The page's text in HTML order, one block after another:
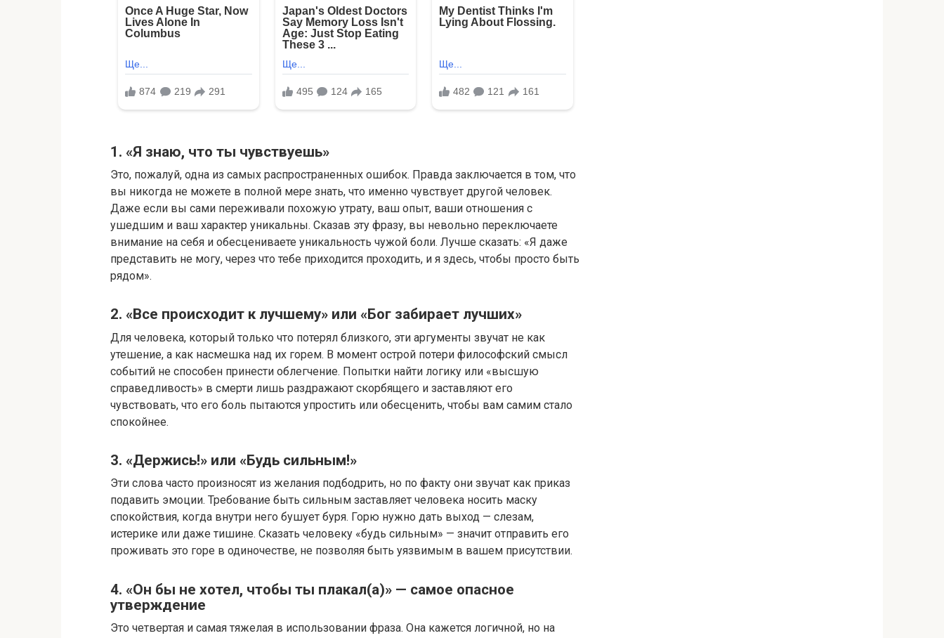
1. «Я знаю, что ты чувствуешь»
Это, пожалуй, одна из самых распространенных ошибок. Правда заключается в том, что
вы никогда не можете в полной мере знать, что именно чувствует другой человек.
Даже если вы сами переживали похожую утрату, ваш опыт, ваши отношения с
ушедшим и ваш характер уникальны. Сказав эту фразу, вы невольно переключаете
внимание на себя и обесцениваете уникальность чужой боли. Лучше сказать: «Я даже
представить не могу, через что тебе приходится проходить, и я здесь, чтобы просто быть
рядом».
2. «Все происходит к лучшему» или «Бог забирает лучших»
Для человека, который только что потерял близкого, эти аргументы звучат не как
утешение, а как насмешка над их горем. В момент острой потери философский смысл
событий не способен принести облегчение. Попытки найти логику или «высшую
справедливость» в смерти лишь раздражают скорбящего и заставляют его
чувствовать, что его боль пытаются упростить или обесценить, чтобы вам самим стало
спокойнее.
3. «Держись!» или «Будь сильным!»
Эти слова часто произносят из желания подбодрить, но по факту они звучат как приказ
подавить эмоции. Требование быть сильным заставляет человека носить маску
спокойствия, когда внутри него бушует буря. Горю нужно дать выход — слезам,
истерике или даже тишине. Сказать человеку «будь сильным» — значит отправить его
проживать это горе в одиночестве, не позволяя быть уязвимым в вашем присутствии.
4. «Он бы не хотел, чтобы ты плакал(а)» — самое опасное
утверждение
Это четвертая и самая тяжелая в использовании фраза. Она кажется логичной, но на